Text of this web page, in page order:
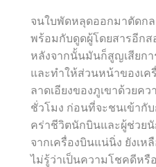
จนใบพัดหลุดออกมาตัดกล
พร้อมกับดูดผู้โดยสารอีก
หลังจากนั้นมันก็สูญเสียก
และทำให้ส่วนหน้าของเค
ลาดเอียงของภูเขาด้วยคว
ชั่วโมง ก่อนที่จะชนเข้ากั
คร่าชีวิตนักบินและผู้ช่วย
จากเครื่องบินแน่นิ่ง ยังเห
ไม่รู้ว่าเป็นความโชคดีหรื